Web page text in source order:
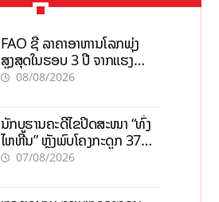
FAO ຊີ້ ລາຄາອາຫານໂລກພຸ່ງ
ສູງສຸດໃນຮອບ 3 ປີ ຈາກແຮງ
ກົດດັນຂອງສົງຄາມ, El nino
08/08/2026
ນັກບູຮານຄະດີໄຂປິດສະໜາ “ທົ່ງ
ໄຫຫີນ” ຫຼັງພົບໂຄງກະດູກ 37
ຄົນໃນຫີນຍັກ
07/08/2026